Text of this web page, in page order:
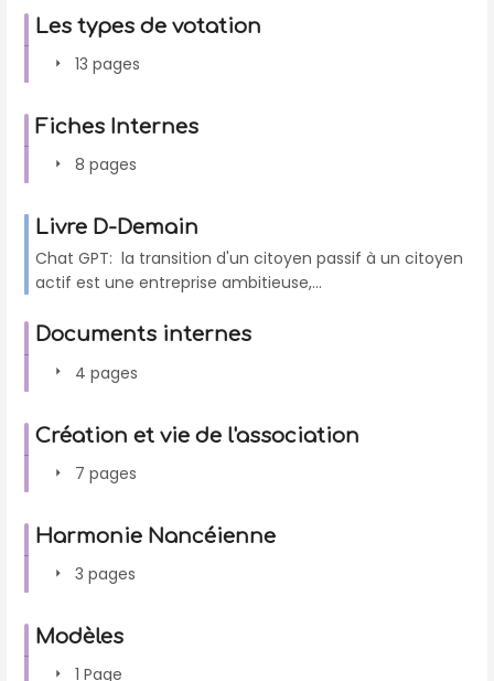
Les types de votation
13 pages
Fiches Internes
8 pages
Livre D-Demain
Chat GPT: la transition d'un citoyen passif à un citoyen
actif est une entreprise ambitieuse,...
Documents internes
4 pages
Création et vie de l'association
7 pages
Harmonie Nancéienne
3 pages
Modèles
1 Page